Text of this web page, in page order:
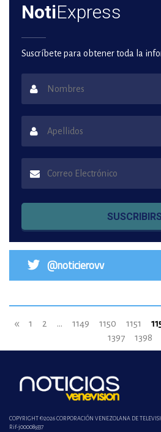
NotiExpress
Suscríbete para obtener toda la
@noticierovv
« 1 2 ... 1149 1150 1151
1397
1398
COPYRIGHT ©2026 CORPORACIÓN VENEZOLANA DE
Rif-j000089337